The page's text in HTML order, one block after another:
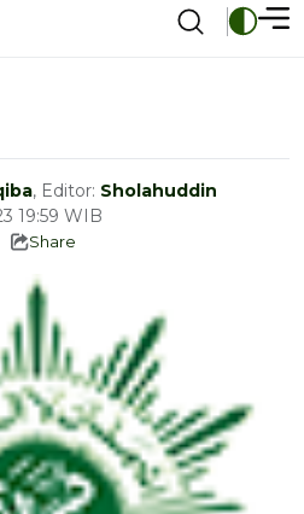
, Editor: Sholahuddin
19:59 WIB
Share